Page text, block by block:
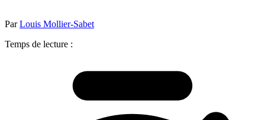
ParLouis Mollier-Sabet
Temps de lecture :